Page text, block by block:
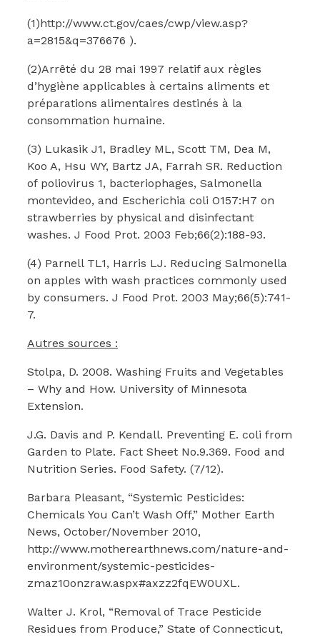
(1)http://www.ct.gov/caes/cwp/view.asp?
a=2815&q=376676 ).
(2)Arrêté du 28 mai 1997 relatif aux règles
d’hygiène applicables à certains aliments et
préparations alimentaires destinés à la
consommation humaine.
(3) Lukasik J1, Bradley ML, Scott TM, Dea M,
Koo A, Hsu WY, Bartz JA, Farrah SR. Reduction
of poliovirus 1, bacteriophages, Salmonella
montevideo, and Escherichia coli O157:H7 on
strawberries by physical and disinfectant
washes. J Food Prot. 2003 Feb;66(2):188-93.
(4) Parnell TL1, Harris LJ. Reducing Salmonella
on apples with wash practices commonly used
by consumers. J Food Prot. 2003 May;66(5):741-
7.
Autres sources :
Stolpa, D. 2008. Washing Fruits and Vegetables
– Why and How. University of Minnesota
Extension.
J.G. Davis and P. Kendall. Preventing E. coli from
Garden to Plate. Fact Sheet No.9.369. Food and
Nutrition Series. Food Safety. (7/12).
Barbara Pleasant, “Systemic Pesticides:
Chemicals You Can’t Wash Off,” Mother Earth
News, October/November 2010,
http://www.motherearthnews.com/nature-and-
environment/systemic-pesticides-
zmaz10onzraw.aspx#axzz2fqEW0UXL.
Walter J. Krol, “Removal of Trace Pesticide
Residues from Produce,” State of Connecticut,